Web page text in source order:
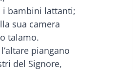
bambini lattanti;
sua camera
talamo.
piangano
del Signore,